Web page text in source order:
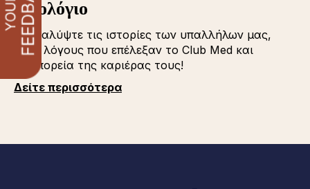
Iστολόγιο
Ανακαλύψτε τις ιστορίες των υπαλλήλων μας,
τους λόγους που επέλεξαν το Club Med και
την πορεία της καριέρας τους!
Δείτε περισσότερα